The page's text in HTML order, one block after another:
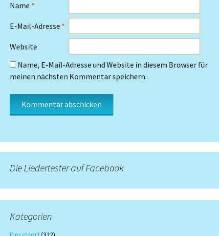
Name *
E-Mail-Adresse *
Website
Name, E-Mail-Adresse und Website in diesem Browser für
meinen nächsten Kommentar speichern.
Die Liedertester auf Facebook
Kategorien